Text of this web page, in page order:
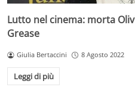
Lutto nel cinema: morta
Grease
Giulia Bertaccini 8 Agosto 2022
Leggi di più